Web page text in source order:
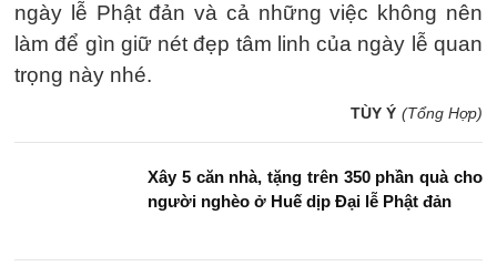
ngày lễ Phật đản và cả những việc không nên
làm để gìn giữ nét đẹp tâm linh của ngày lễ quan
trọng này nhé.
TÙY Ý (Tổng Hợp)
Xây 5 căn nhà, tặng trên 350 phần quà cho
người nghèo ở Huế dịp Đại lễ Phật đản